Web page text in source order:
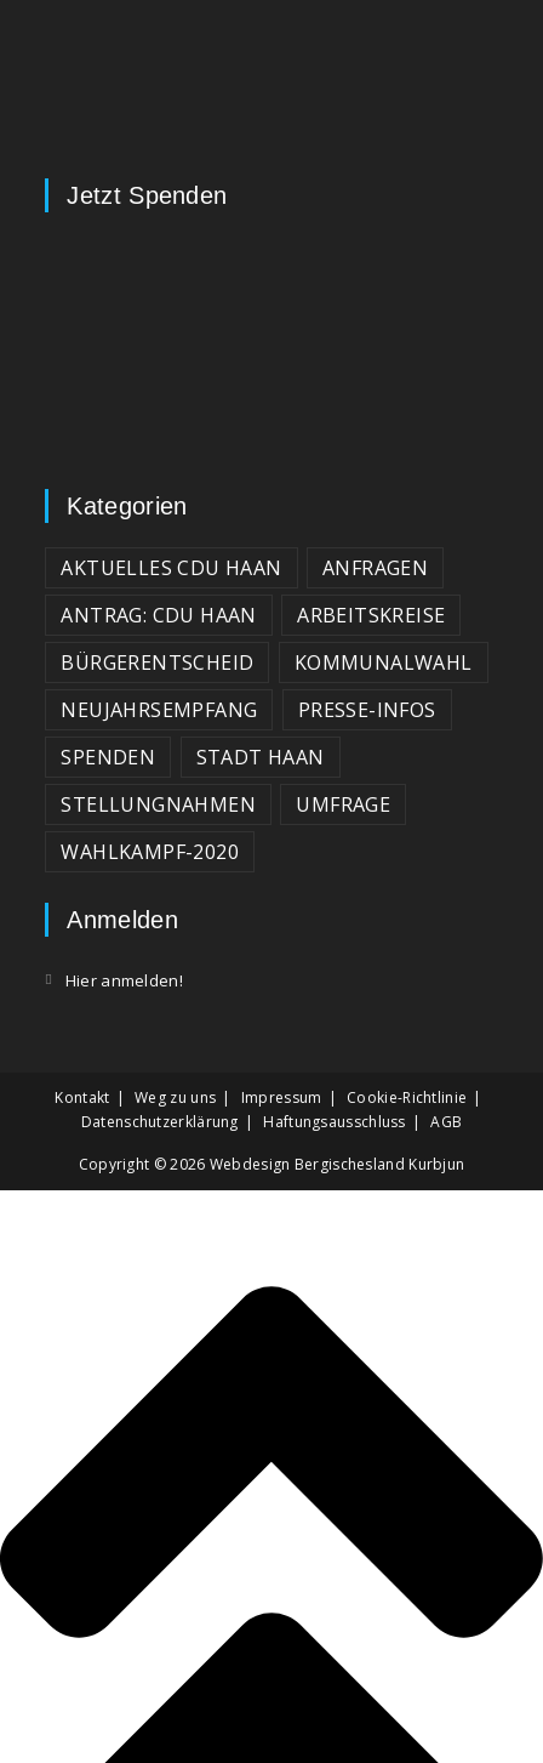
Jetzt Spenden
Kategorien
AKTUELLES CDU HAAN
ANFRAGEN
ANTRAG: CDU HAAN
ARBEITSKREISE
BÜRGERENTSCHEID
KOMMUNALWAHL
NEUJAHRSEMPFANG
PRESSE-INFOS
SPENDEN
STADT HAAN
STELLUNGNAHMEN
UMFRAGE
WAHLKAMPF-2020
Anmelden
Hier anmelden!
Kontakt Weg zu uns Impressum
Cookie-Richtlinie
Datenschutzerklärung
Haftungsausschluss AGB
Copyright © 2026 Webdesign Bergischesland Kurbjun